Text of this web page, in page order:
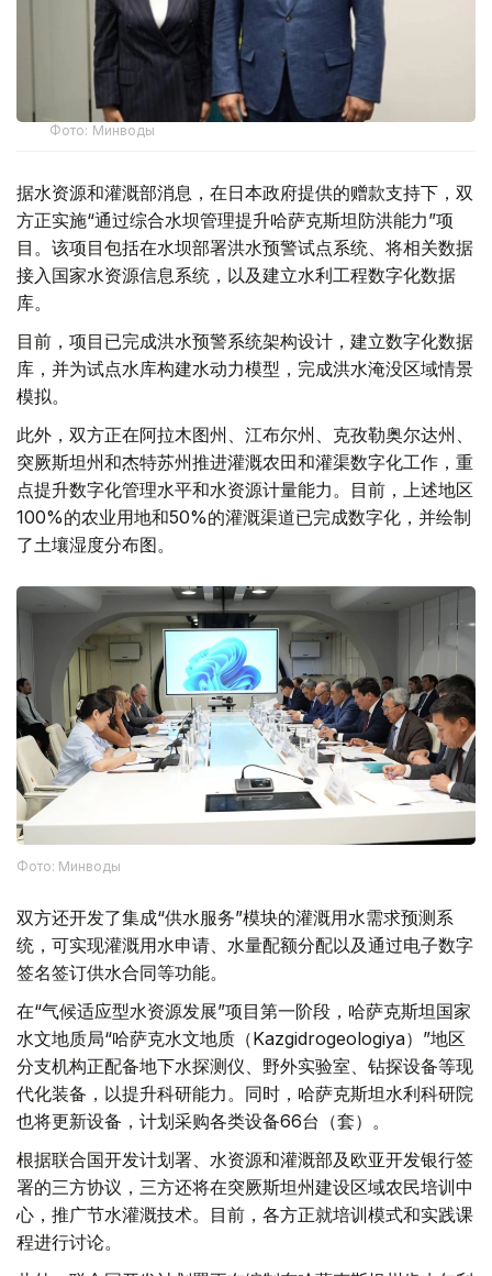
Фото: Минводы
据水资源和灌溉部消息，在日本政府提供的赠款支持下，双
方正实施“通过综合水坝管理提升哈萨克斯坦防洪能力”项
目。该项目包括在水坝部署洪水预警试点系统、将相关数据
接入国家水资源信息系统，以及建立水利工程数字化数据
库。
目前，项目已完成洪水预警系统架构设计，建立数字化数据
库，并为试点水库构建水动力模型，完成洪水淹没区域情景
模拟。
此外，双方正在阿拉木图州、江布尔州、克孜勒奥尔达州、
突厥斯坦州和杰特苏州推进灌溉农田和灌渠数字化工作，重
点提升数字化管理水平和水资源计量能力。目前，上述地区
100%的农业用地和50%的灌溉渠道已完成数字化，并绘制
了土壤湿度分布图。
Фото: Минводы
双方还开发了集成“供水服务”模块的灌溉用水需求预测系
统，可实现灌溉用水申请、水量配额分配以及通过电子数字
签名签订供水合同等功能。
在“气候适应型水资源发展”项目第一阶段，哈萨克斯坦国家
水文地质局“哈萨克水文地质（Kazgidrogeologiya）”地区
分支机构正配备地下水探测仪、野外实验室、钻探设备等现
代化装备，以提升科研能力。同时，哈萨克斯坦水利科研院
也将更新设备，计划采购各类设备66台（套）。
根据联合国开发计划署、水资源和灌溉部及欧亚开发银行签
署的三方协议，三方还将在突厥斯坦州建设区域农民培训中
心，推广节水灌溉技术。目前，各方正就培训模式和实践课
程进行讨论。